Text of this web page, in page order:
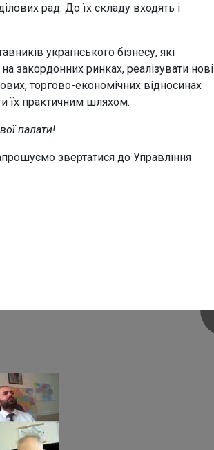
рад. До їх складу входять і
українського бізнесу, які
закордонних ринках, реалізувати нові
торгово-економічних відносинах
їх практичним шляхом.
палати!
звертатися до Управління